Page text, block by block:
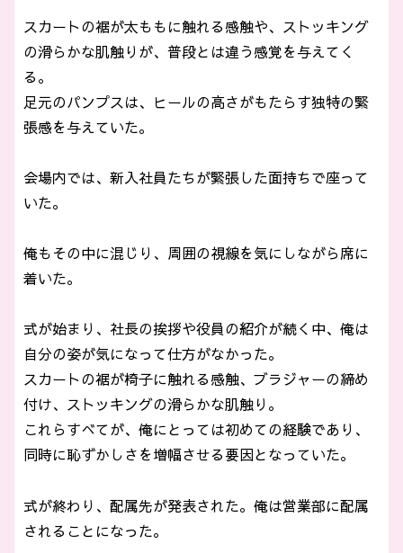
スカートの裾が太ももに触れる感触や、ストッキング
の滑らかな肌触りが、普段とは違う感覚を与えてく
る。
足元のパンプスは、ヒールの高さがもたらす独特の緊
張感を与えていた。
会場内では、新入社員たちが緊張した面持ちで座って
いた。
俺もその中に混じり、周囲の視線を気にしながら席に
着いた。
式が始まり、社長の挨拶や役員の紹介が続く中、俺は
自分の姿が気になって仕方がなかった。
スカートの裾が椅子に触れる感触、ブラジャーの締め
付け、ストッキングの滑らかな肌触り。
これらすべてが、俺にとっては初めての経験であり、
同時に恥ずかしさを増幅させる要因となっていた。
式が終わり、配属先が発表された。俺は営業部に配属
されることになった。